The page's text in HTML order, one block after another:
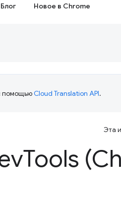
Блог Новое в Chrome
помощьюCloud Translation API.
Эта
Tools